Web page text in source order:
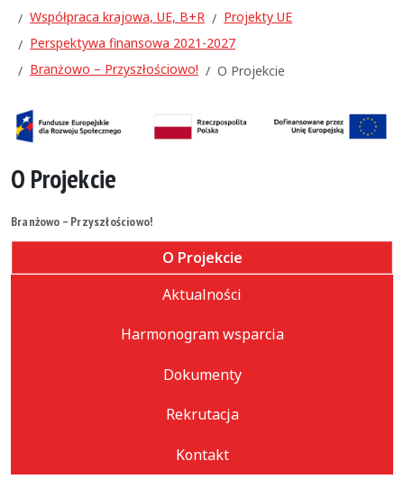
Współpraca krajowa, UE, B+R
Projekty UE
Perspektywa finansowa 2021-2027
Branżowo – Przyszłościowo!
O Projekcie
O Projekcie
Branżowo – Przyszłościowo!
O Projekcie
Aktualności
Harmonogram wsparcia
Dokumenty
Rekrutacja
Kontakt